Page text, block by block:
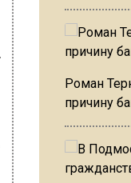
Роман
причину